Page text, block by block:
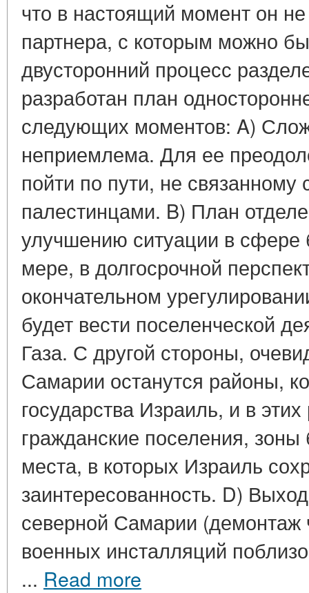
что в настоящий момент он
партнера, с которым можно
двусторонний процесс
разработан план
следующих моментов: A)
неприемлема. Для ее
пойти по пути, не связанному
палестинцами. B) План
улучшению ситуации в сфере
мере, в долгосрочной
окончательном
будет вести поселенческой
Газа. С другой стороны,
Самарии останутся районы,
государства Израиль, и в
гражданские поселения, зоны
места, в которых Израиль
заинтересованность. D)
северной Самарии (демонтаж
военных инсталляций
... Read more